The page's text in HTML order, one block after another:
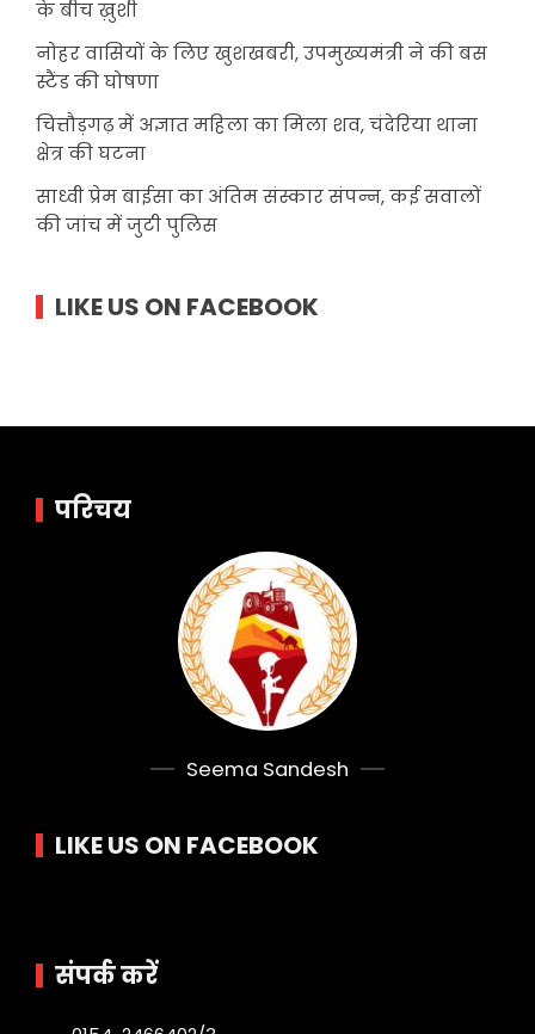
के बीच ख़ुशी
नोहर वासियों के लिए खुशखबरी, उपमुख्यमंत्री ने की बस
स्टैंड की घोषणा
चित्तौड़गढ़ में अज्ञात महिला का मिला शव, चंदेरिया थाना
क्षेत्र की घटना
साध्वी प्रेम बाईसा का अंतिम संस्कार संपन्न, कई सवालों
की जांच में जुटी पुलिस
LIKE US ON FACEBOOK
परिचय
Seema Sandesh
LIKE US ON FACEBOOK
संपर्क करें